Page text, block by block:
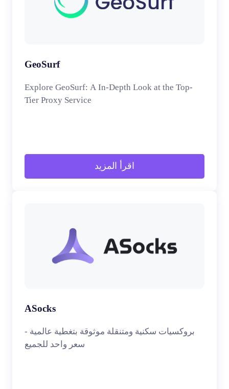
GeoSurf
Explore GeoSurf: A In-Depth Look at the Top-
Tier Proxy Service
اقرأ المزيد
ASocks
بروكسيات سكنية ومتنقلة موثوقة بتغطية عالمية -
سعر واحد للجميع